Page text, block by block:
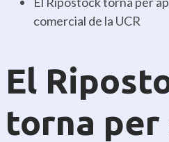
comercial de la UCR
El
torna per